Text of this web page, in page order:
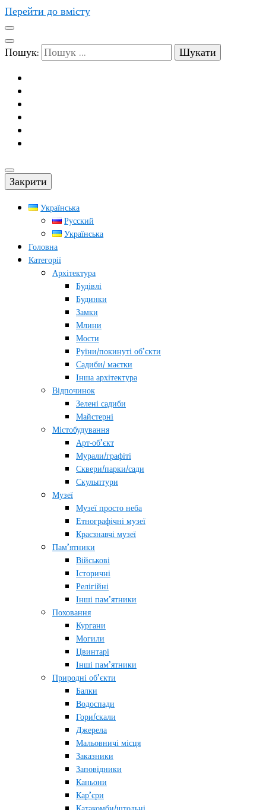
Перейти до вмісту
Пошук:
Закрити
Українська
Русский
Українська
Головна
Категорії
Архітектура
Будівлі
Будинки
Замки
Млини
Мости
Руїни/покинуті об’єкти
Садиби/ маєтки
Інша архітектура
Відпочинок
Зелені садиби
Майстерні
Містобудування
Арт-об’єкт
Мурали/графіті
Сквери/парки/сади
Скульптури
Музеї
Музеї просто неба
Етнографічні музеї
Краєзнавчі музеї
Пам’ятники
Військові
Історичні
Релігійні
Інші пам’ятники
Поховання
Кургани
Могили
Цвинтарі
Інші пам’ятники
Природні об’єкти
Балки
Водоспади
Гори/скали
Джерела
Мальовничі місця
Заказники
Заповідники
Каньони
Кар’єри